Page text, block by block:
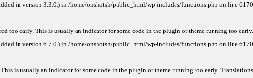
in version 3.3.0.) in /home/onshotsh/public_html/wp-includes/functions.php on line 6170
too early. This is usually an indicator for some code in the plugin or theme running too early.
in version 6.7.0.) in /home/onshotsh/public_html/wp-includes/functions.php on line 6170
is usually an indicator for some code in the plugin or theme running too early. Translations